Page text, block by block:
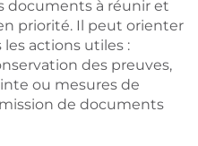
documents à réunir et
priorité. Il peut orienter
actions utiles :
des preuves,
ou mesures de
de documents